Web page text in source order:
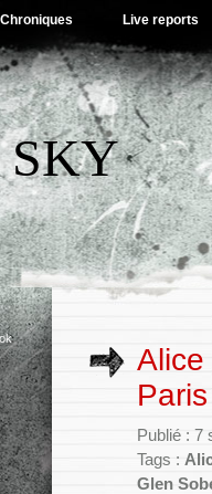
Chroniques Live reports
SKY
Publié : 7
Tags :
Glen